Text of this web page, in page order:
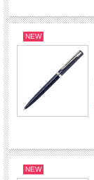
NEW
NEW